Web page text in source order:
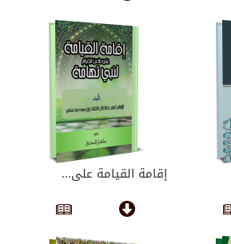
إقامة القيامة على...